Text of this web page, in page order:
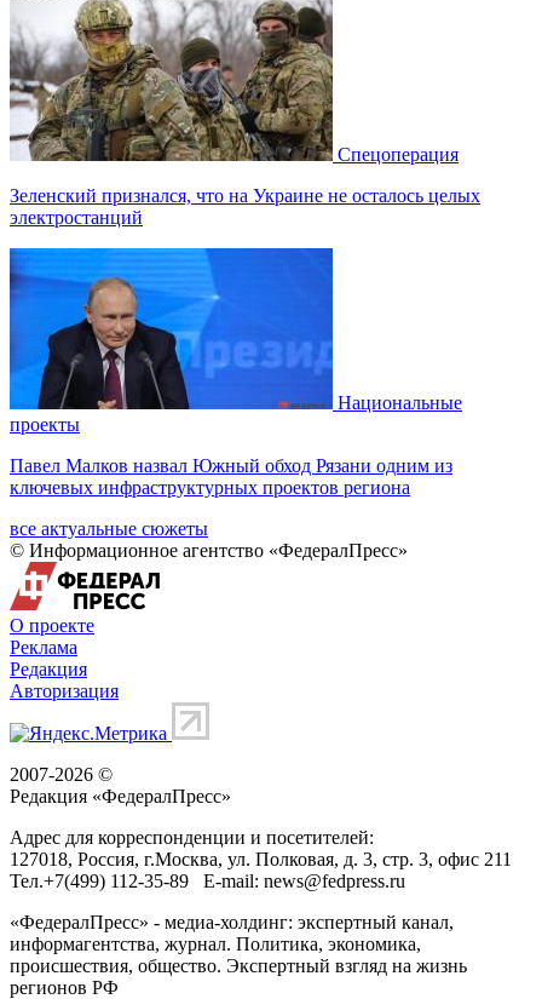
Спецоперация
Зеленский признался, что на Украине не осталось целых
электростанций
Национальные
проекты
Павел Малков назвал Южный обход Рязани одним из
ключевых инфраструктурных проектов региона
все актуальные сюжеты
© Информационное агентство «ФедералПресс»
О проекте
Реклама
Редакция
Авторизация
2007-2026 ©
Редакция «ФедералПресс»
Адрес для корреспонденции и посетителей:
127018, Россия, г.Москва, ул. Полковая, д. 3, стр. 3, офис 211
Тел.+7(499) 112-35-89 E-mail: news@fedpress.ru
«ФедералПресс» - медиа-холдинг: экспертный канал,
информагентства, журнал. Политика, экономика,
происшествия, общество. Экспертный взгляд на жизнь
регионов РФ